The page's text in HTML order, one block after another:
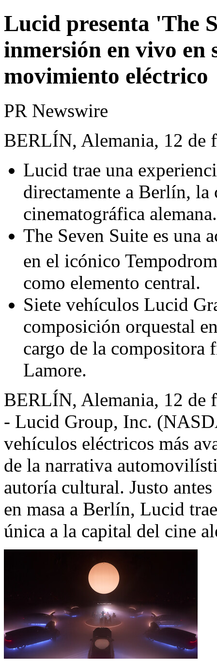
Lucid presenta 'The
inmersión en vivo en
movimiento eléctrico
PR Newswire
BERLÍN, Alemania, 12 de
Lucid trae una
directamente a Berlín,
cinematográfica alemana.
The Seven Suite es una
en el icónico
como elemento central.
Siete vehículos Lucid
composición orquestal
cargo de la compositora
Lamore.
BERLÍN, Alemania, 12 de
- Lucid Group, Inc.
vehículos eléctricos más
de la narrativa
autoría cultural. Justo
en masa a Berlín, Lucid
única a la capital del cine